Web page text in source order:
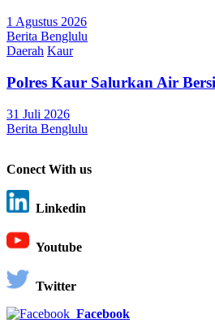
1 Agustus 2026
Berita Benglulu
Daerah Kaur
Polres Kaur Salurkan Air
31 Juli 2026
Berita Benglulu
Conect With us
Linkedin
Youtube
Twitter
Facebook